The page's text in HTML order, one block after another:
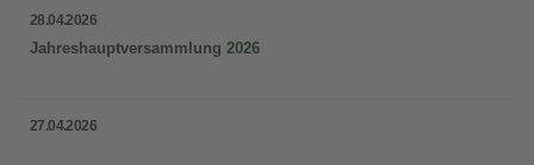
28.04.2026
Jahreshauptversammlung 2026
27.04.2026